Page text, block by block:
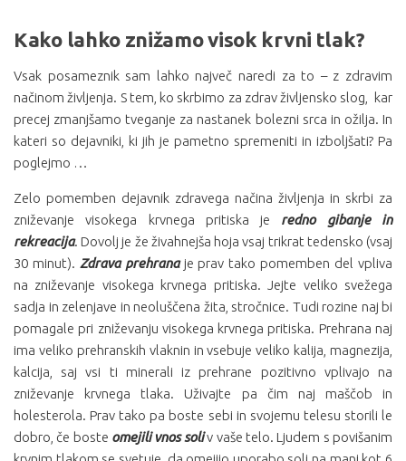
Kako lahko znižamo visok krvni tlak?
Vsak posameznik sam lahko največ naredi za to – z zdravim
načinom življenja. S tem, ko skrbimo za zdrav življensko slog, kar
precej zmanjšamo tveganje za nastanek bolezni srca in ožilja. In
kateri so dejavniki, ki jih je pametno spremeniti in izboljšati? Pa
poglejmo …
Zelo pomemben dejavnik zdravega načina življenja in skrbi za
zniževanje visokega krvnega pritiska je redno gibanje in
rekreacija. Dovolj je že živahnejša hoja vsaj trikrat tedensko (vsaj
30 minut). Zdrava prehranaje prav tako pomemben del vpliva
na zniževanje visokega krvnega pritiska. Jejte veliko svežega
sadja in zelenjave in neoluščena žita, stročnice. Tudi rozine naj bi
pomagale pri zniževanju visokega krvnega pritiska. Prehrana naj
ima veliko prehranskih vlaknin in vsebuje veliko kalija, magnezija,
kalcija, saj vsi ti minerali iz prehrane pozitivno vplivajo na
zniževanje krvnega tlaka. Uživajte pa čim naj maščob in
holesterola. Prav tako pa boste sebi in svojemu telesu storili le
dobro, če boste omejili vnos soliv vaše telo. Ljudem s povišanim